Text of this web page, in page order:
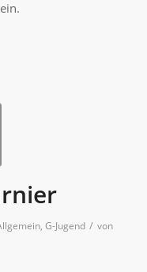
, G-Jugend / von